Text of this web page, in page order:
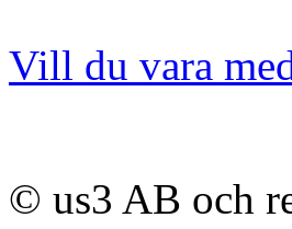
Vill du vara
© us3 AB och